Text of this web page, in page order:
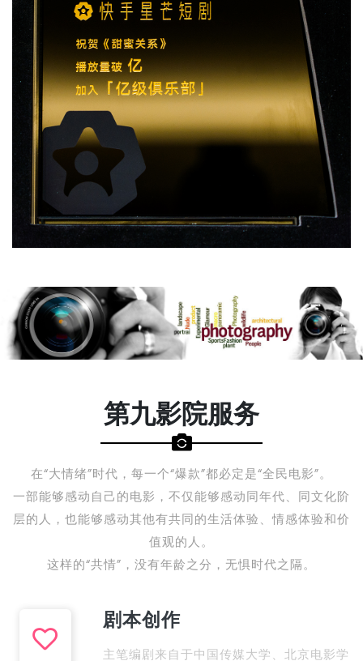
第九影院服务
在“大情绪”时代，每一个“爆款”都必定是“全民电影”。
一部能够感动自己的电影，不仅能够感动同年代、同文化阶
层的人，也能够感动其他有共同的生活体验、情感体验和价
值观的人。
这样的“共情”，没有年龄之分，无惧时代之隔。
剧本创作
主笔编剧来自于中国传媒大学、北京电影学